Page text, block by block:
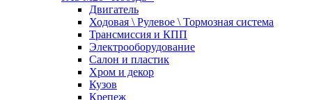
Двигатель
Ходовая \ Рулевое \ Тормозная система
Трансмиссия и КПП
Электрооборудование
Салон и пластик
Хром и декор
Кузов
Крепеж